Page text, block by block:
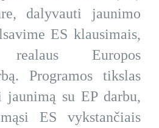
dalyvauti jaunimo
ES klausimais,
realaus Europos
Programos tikslas
jaunimą su EP darbu,
ES vykstančiais